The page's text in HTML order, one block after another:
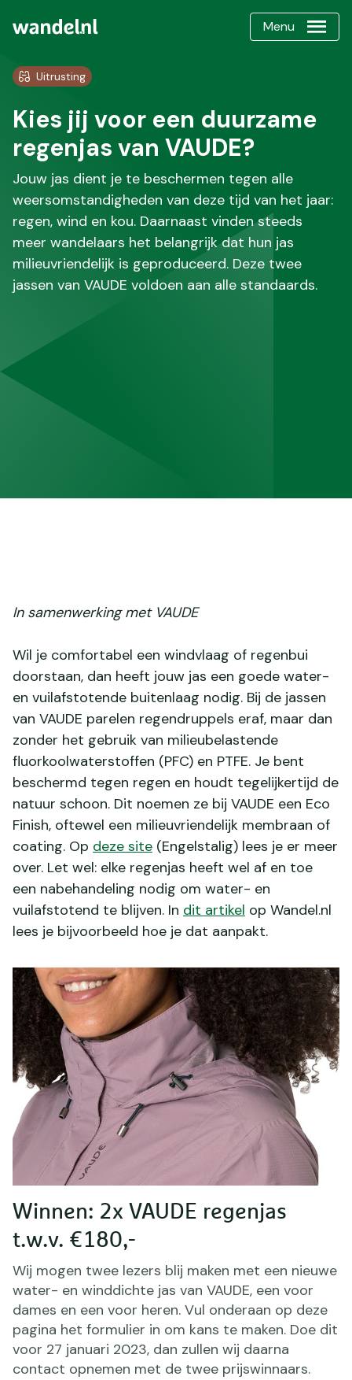
Menu
Uitrusting
Kies jij voor een duurzame
regenjas van VAUDE?
Jouw jas dient je te beschermen tegen alle
weersomstandigheden van deze tijd van het jaar:
regen, wind en kou. Daarnaast vinden steeds
meer wandelaars het belangrijk dat hun jas
milieuvriendelijk is geproduceerd. Deze twee
jassen van VAUDE voldoen aan alle standaards.
In samenwerking met VAUDE
Wil je comfortabel een windvlaag of regenbui
doorstaan, dan heeft jouw jas een goede water-
en vuilafstotende buitenlaag nodig. Bij de jassen
van VAUDE parelen regendruppels eraf, maar dan
zonder het gebruik van milieubelastende
fluorkoolwaterstoffen (PFC) en PTFE. Je bent
beschermd tegen regen en houdt tegelijkertijd de
natuur schoon. Dit noemen ze bij VAUDE een Eco
Finish, oftewel een milieuvriendelijk membraan of
coating. Op deze site (Engelstalig) lees je er meer
over. Let wel: elke regenjas heeft wel af en toe
een nabehandeling nodig om water- en
vuilafstotend te blijven. In dit artikel op Wandel.nl
lees je bijvoorbeeld hoe je dat aanpakt.
Winnen: 2x VAUDE regenjas
t.w.v. €180,-
Wij mogen twee lezers blij maken met een nieuwe
water- en winddichte jas van VAUDE, een voor
dames en een voor heren. Vul onderaan op deze
pagina het formulier in om kans te maken. Doe dit
voor 27 januari 2023, dan zullen wij daarna
contact opnemen met de twee prijswinnaars.